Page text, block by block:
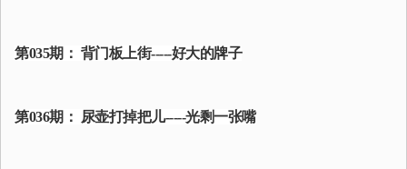
第035期： 背门板上街-----好大的牌子
第036期： 尿壶打掉把儿-----光剩一张嘴